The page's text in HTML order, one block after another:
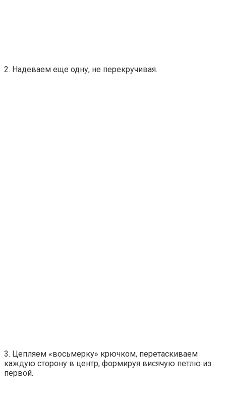
2. Надеваем еще одну, не перекручивая.
3. Цепляем «восьмерку» крючком, перетаскиваем
каждую сторону в центр, формируя висячую петлю из
первой.